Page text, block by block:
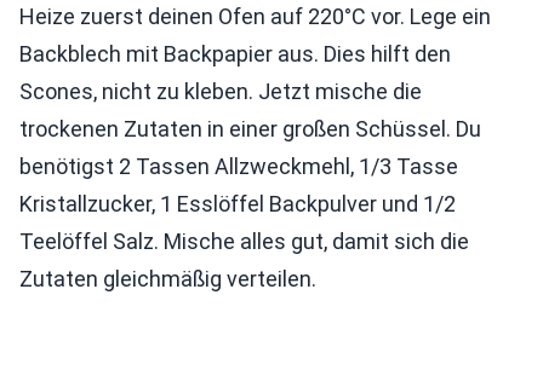
Heize zuerst deinen Ofen auf 220°C vor. Lege ein
Backblech mit Backpapier aus. Dies hilft den
Scones, nicht zu kleben. Jetzt mische die
trockenen Zutaten in einer großen Schüssel. Du
benötigst 2 Tassen Allzweckmehl, 1/3 Tasse
Kristallzucker, 1 Esslöffel Backpulver und 1/2
Teelöffel Salz. Mische alles gut, damit sich die
Zutaten gleichmäßig verteilen.